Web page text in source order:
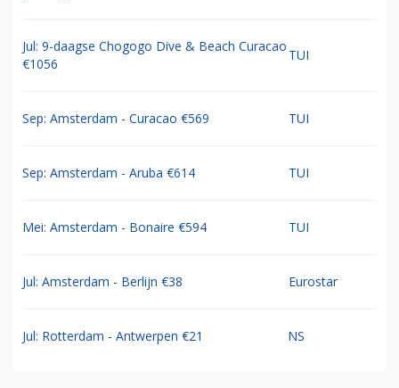
Jul: 9-daagse Chogogo Dive & Beach Curacao
€1056
TUI
Sep: Amsterdam - Curacao €569 TUI
Sep: Amsterdam - Aruba €614 TUI
Mei: Amsterdam - Bonaire €594 TUI
Jul: Amsterdam - Berlijn €38 Eurostar
Jul: Rotterdam - Antwerpen €21 NS